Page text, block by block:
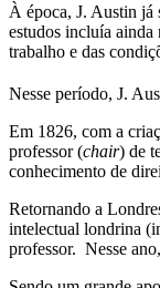
À época, J. Austin já
estudos incluía ainda
trabalho e das
Nesse período, J.
Em 1826, com a
professor (chair) de
conhecimento de
Retornando a
intelectual londrina
professor. Nesse